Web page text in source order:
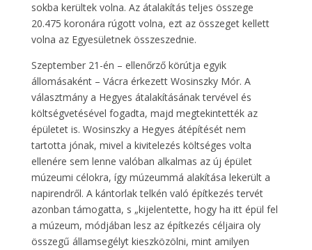
sokba kerültek volna. Az átalakítás teljes összege
20.475 koronára rúgott volna, ezt az összeget kellett
volna az Egyesületnek összeszednie.
Szeptember 21-én – ellenőrző körútja egyik
állomásaként – Vácra érkezett Wosinszky Mór. A
választmány a Hegyes átalakításának tervével és
költségvetésével fogadta, majd megtekintették az
épületet is. Wosinszky a Hegyes átépítését nem
tartotta jónak, mivel a kivitelezés költséges volta
ellenére sem lenne valóban alkalmas az új épület
múzeumi célokra, így múzeummá alakítása lekerült a
napirendről. A kántorlak telkén való építkezés tervét
azonban támogatta, s „kijelentette, hogy ha itt épül fel
a múzeum, módjában lesz az építkezés céljaira oly
összegű államsegélyt kieszközölni, mint amilyen